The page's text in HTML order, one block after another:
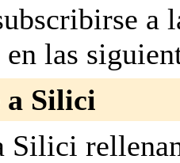
a
las
a Silici
Silici